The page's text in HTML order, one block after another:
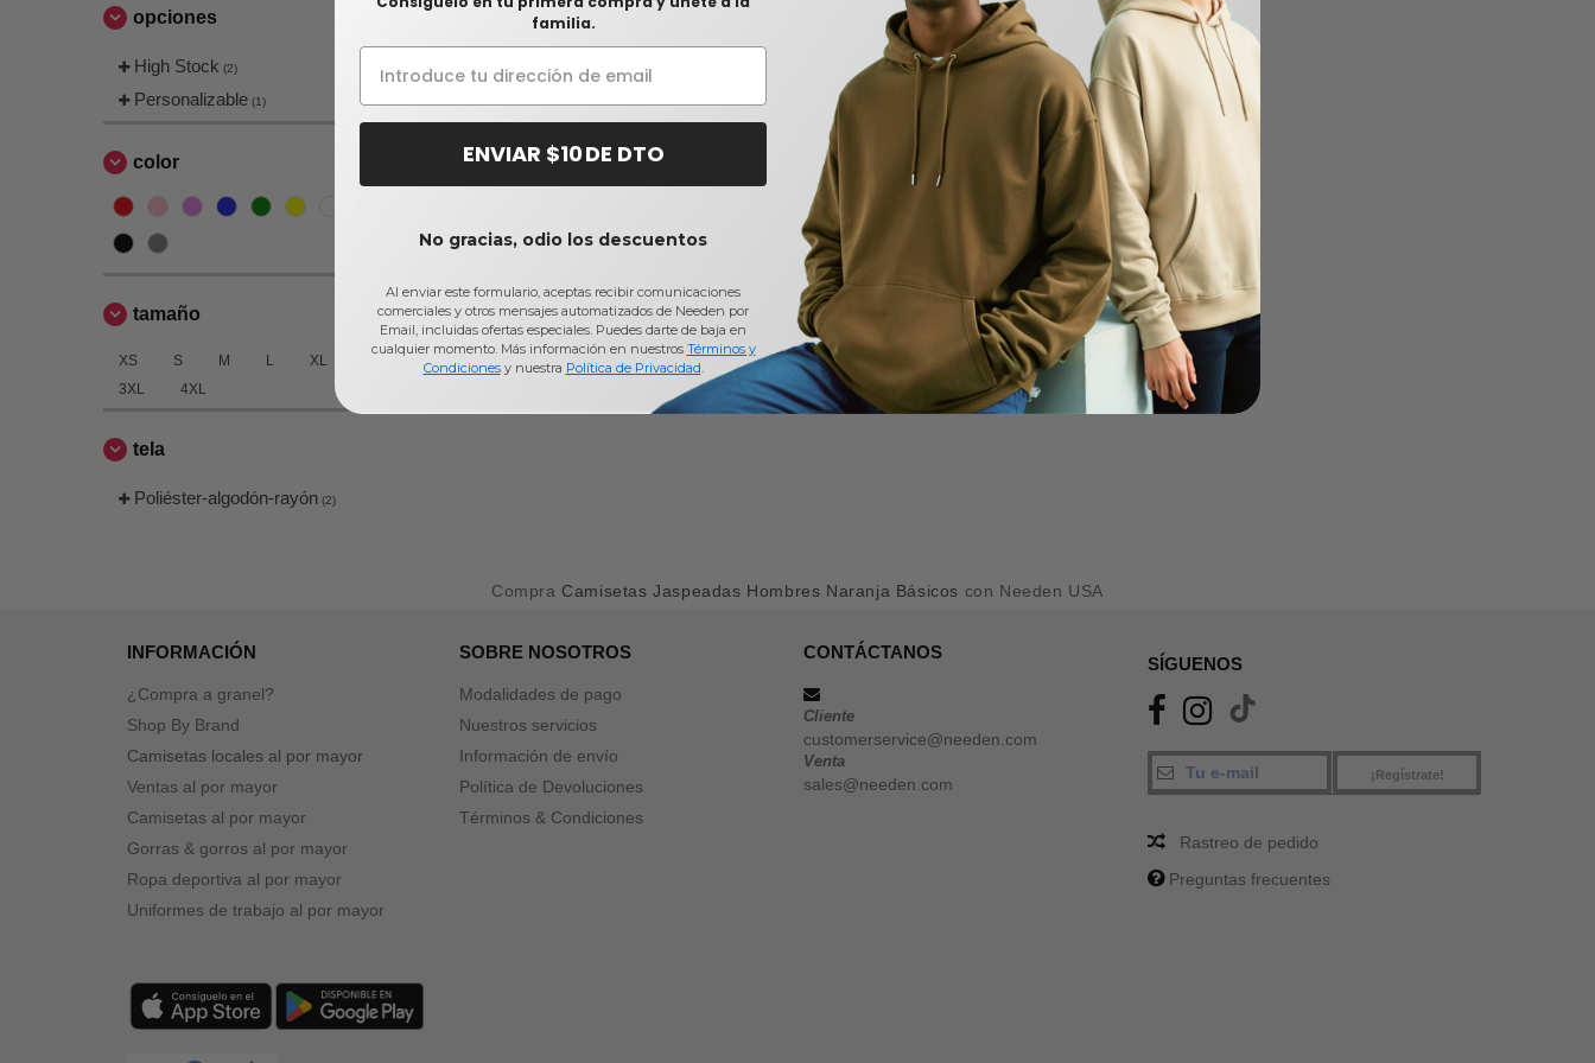
opciones
High Stock (2)
Personalizable (1)
color
tamaño
XS S M L XL
3XL
4XL
tela
Poliéster-algodón-rayón (2)
Compra Camisetas Jaspeadas Hombres Naranja Básicos con Needen USA
INFORMACIÓN
¿Compra a granel?
Shop By Brand
Camisetas locales al por mayor
Ventas al por mayor
Camisetas al por mayor
Gorras & gorros al por mayor
Ropa deportiva al por mayor
Uniformes de trabajo al por mayor
SOBRE NOSOTROS
Modalidades de pago
Nuestros servicios
Información de envío
Política de Devoluciones
Términos & Condiciones
CONTÁCTANOS
Cliente
customerservice@needen.com
Venta
sales@needen.com
SÍGUENOS
¡Regístrate!
Rastreo de pedido
Preguntas frecuentes
familia.
ENVIAR $10 DE DTO
No gracias, odio los descuentos
Al enviar este formulario, aceptas recibir comunicaciones
comerciales y otros mensajes automatizados de Needen por
Email, incluidas ofertas especiales. Puedes darte de baja en
cualquier momento. Más información en nuestros Términos y
Condicionesy nuestra Política de Privacidad.